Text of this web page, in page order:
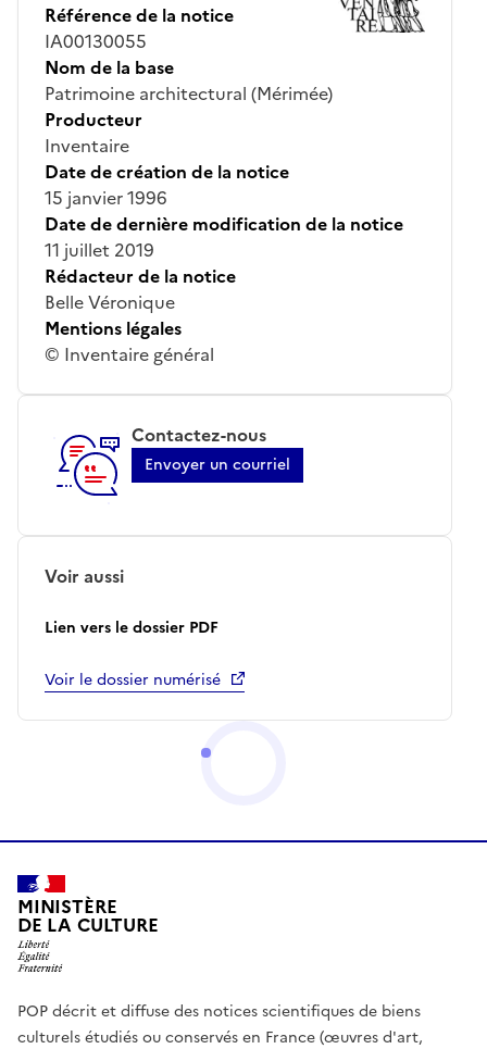
Référence de la notice
IA00130055
Nom de la base
Patrimoine architectural (Mérimée)
Producteur
Inventaire
Date de création de la notice
15 janvier 1996
Date de dernière modification de la notice
11 juillet 2019
Rédacteur de la notice
Belle Véronique
Mentions légales
© Inventaire général
Contactez-nous
Envoyer un courriel
Voir aussi
Lien vers le dossier PDF
Voir le dossier numérisé
MINISTÈRE
DE LA CULTURE
POP décrit et diffuse des notices scientifiques de biens
culturels étudiés ou conservés en France (œuvres d'art,